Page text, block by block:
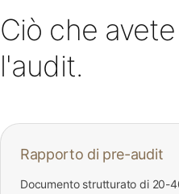
Ciò che
l'audit.
Rapporto di pre-audit
Documento strutturato di 20-